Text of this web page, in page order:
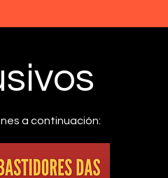
a continuación: